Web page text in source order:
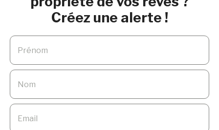
sudProximité immédiate de la plageSecteur
recherchéBien vendu en exclusivité par Pascal
Moreau – Inovimo. Prix : 140000€ Honoraire
agence inclus DPE C et GES A Pour plus
contactez-nous sans tarder.
Créez une alerte !
Prénom
Nom
Email